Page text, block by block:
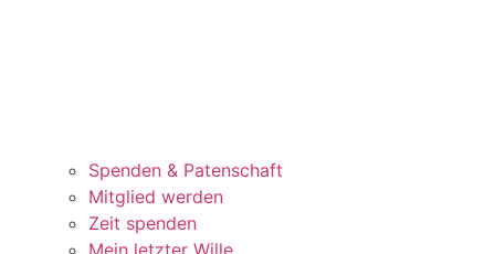
Spenden & Patenschaft
Mitglied werden
Zeit spenden